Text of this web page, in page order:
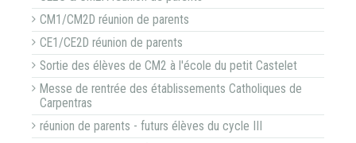
CM1/CM2D réunion de parents
CE1/CE2D réunion de parents
Sortie des élèves de CM2 à l'école du petit Castelet
Messe de rentrée des établissements Catholiques de
Carpentras
réunion de parents - futurs élèves du cycle III